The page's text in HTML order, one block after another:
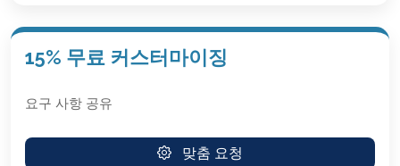
15% 무료 커스터마이징
요구 사항 공유
맞춤 요청